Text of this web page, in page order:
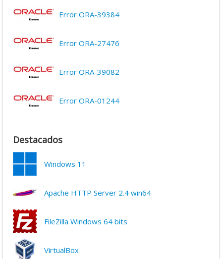
Error ORA-39384
Error ORA-27476
Error ORA-39082
Error ORA-01244
Destacados
Windows 11
Apache HTTP Server 2.4 win64
FileZilla Windows 64 bits
VirtualBox